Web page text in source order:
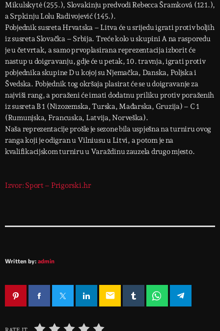
Mikulskytė (255.), Slovakinju predvodi Rebecca Šramková (121.),
a Srpkinju Lolu Radivojević (145.).
Pobjednik susreta Hrvatska – Litva će u srijedu igrati protiv boljih
iz susreta Slovačka – Srbija. Treće kolo u skupini A na rasporedu
je u četvrtak, a samo prvoplasirana reprezentacija izborit će
nastup u doigravanju, gdje će u petak, 10. travnja, igrati protiv
pobjednika skupine D u kojoj su Njemačka, Danska, Poljska i
Švedska. Pobjednik tog okršaja plasirat će se u doigravanje za
najviši rang, a poraženi će imati dodatnu priliku protiv poraženih
iz susreta B 1 (Nizozemska, Turska, Mađarska, Gruzija) – C 1
(Rumunjska, Francuska, Latvija, Norveška).
Naša reprezentacije prošle je sezone bila uspješna na turniru ovog
ranga koji je odigran u Vilniusu u Litvi, a potom je na
kvalifikacijskom turniru u Varaždinu zauzela drugo mjesto.
Izvor: Sport – Prigorski.hr
Written by: admin
email